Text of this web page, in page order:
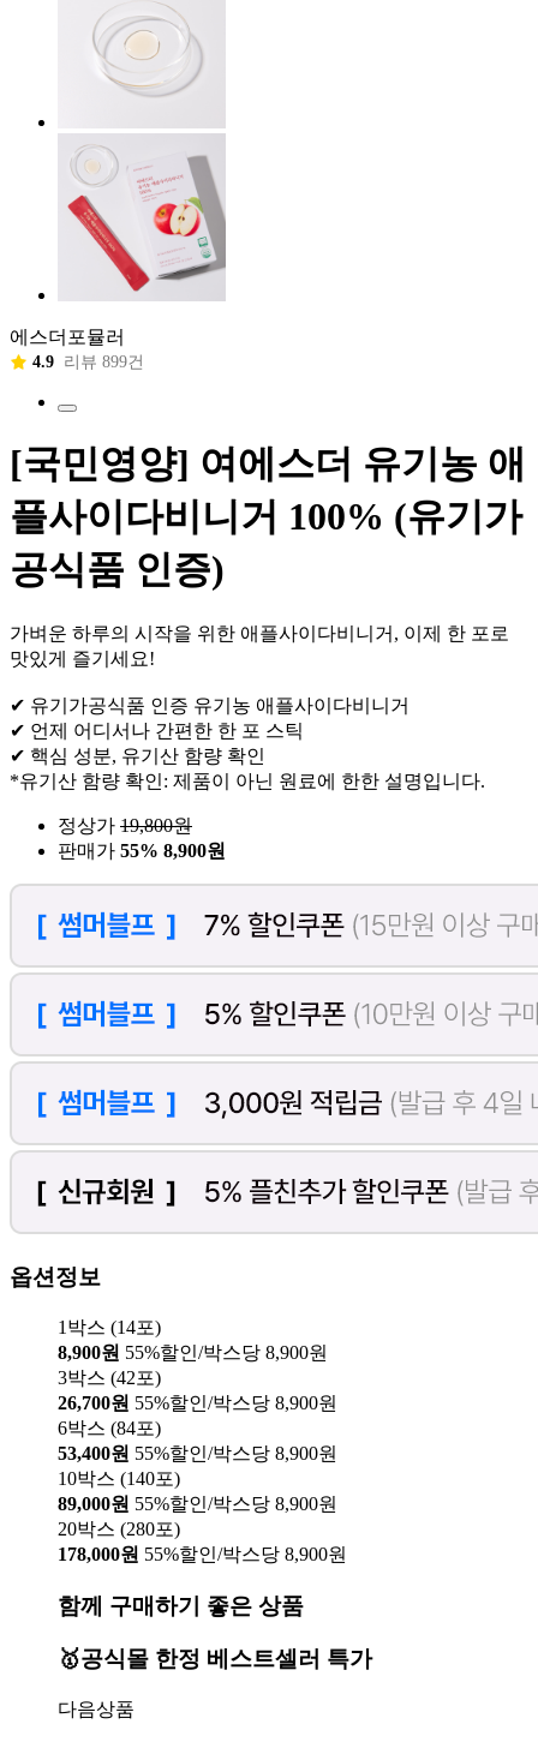
에스더포뮬러
4.9 리뷰 899건
[국민영양] 여에스더 유기농 애
플사이다비니거 100% (유기가
공식품 인증)
가벼운 하루의 시작을 위한 애플사이다비니거, 이제 한 포로
맛있게 즐기세요!
✔ 유기가공식품 인증 유기농 애플사이다비니거
✔ 언제 어디서나 간편한 한 포 스틱
✔ 핵심 성분, 유기산 함량 확인
*유기산 함량 확인: 제품이 아닌 원료에 한한 설명입니다.
정상가 19,800원
판매가 55% 8,900원
옵션정보
1박스 (14포)
8,900원 55%할인/박스당 8,900원
3박스 (42포)
26,700원 55%할인/박스당 8,900원
6박스 (84포)
53,400원 55%할인/박스당 8,900원
10박스 (140포)
89,000원 55%할인/박스당 8,900원
20박스 (280포)
178,000원 55%할인/박스당 8,900원
함께 구매하기 좋은 상품
🥇공식몰 한정 베스트셀러 특가
다음상품